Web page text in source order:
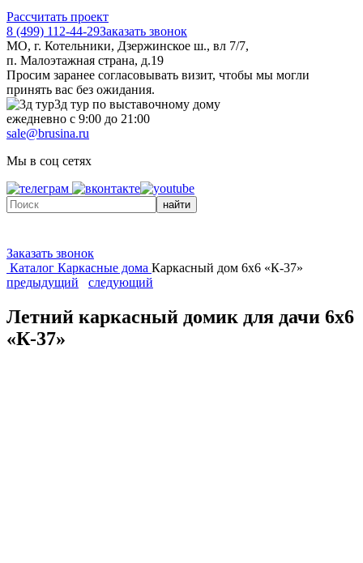
Рассчитать проект
8 (499) 112-44-29Заказать звонок
МО, г. Котельники, Дзержинское ш., вл 7/7,
п. Малоэтажная страна, д.19
Просим заранее согласовывать визит, чтобы мы могли
принять вас без ожидания.
3д тур по выставочному дому
ежедневно с 9:00 до 21:00
sale@brusina.ru
Мы в соц сетях
найти
Заказать звонок
Каталог Каркасные дома Каркасный дом 6х6 «К-37»
предыдущий
следующий
Летний каркасный домик для дачи 6х6
«К-37»